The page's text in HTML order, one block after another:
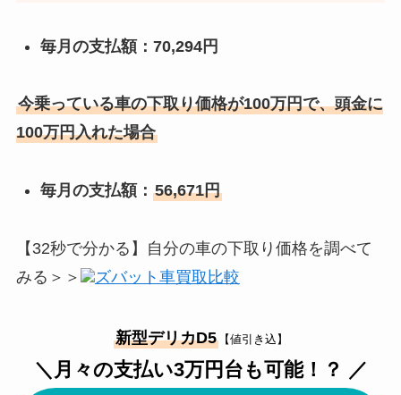
毎月の支払額：70,294円
今乗っている車の下取り価格が100万円で、頭金に
100万円入れた場合
毎月の支払額： 56,671円
【32秒で分かる】自分の車の下取り価格を調べて
みる＞＞
ズバット車買取比較
新型デリカD5【値引き込】
＼月々の支払い3万円台も可能！？ ／